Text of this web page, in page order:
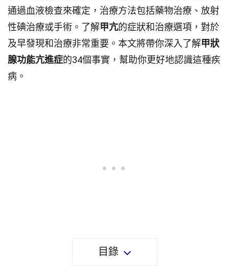
通過血液檢查來確定，治療方法包括藥物治療、放射
性碘治療或手術。了解甲亢的症狀和治療選項，對於
及早發現和治療非常重要。本文將帶你深入了解甲狀
腺功能亢進症的34個事實，幫助你更好地認識這種疾
病。
目錄